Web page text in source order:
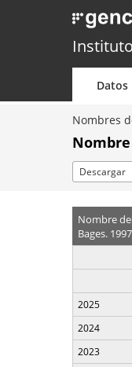
Datos
Nombres
Descargar
Nombre
Bages.
2025
2024
2023